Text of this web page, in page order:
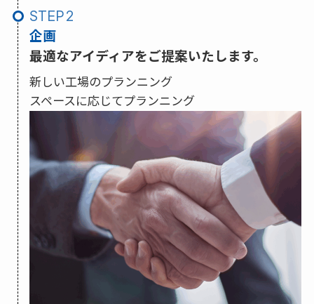
STEP
企画
最適なアイディアをご提案いたします。
新しい工場のプランニング
スペースに応じてプランニング